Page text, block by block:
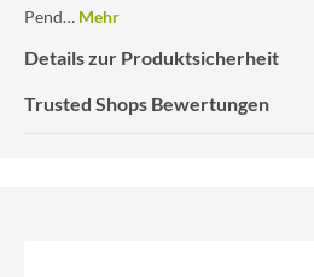
Pend… Mehr
Details zur Produktsicherheit
Trusted Shops Bewertungen